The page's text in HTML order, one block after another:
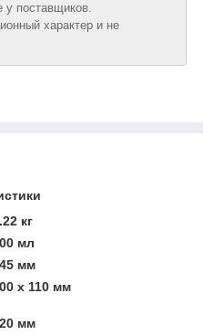
у поставщиков.
характер и не
кг
мл
мм
х 110 мм
мм